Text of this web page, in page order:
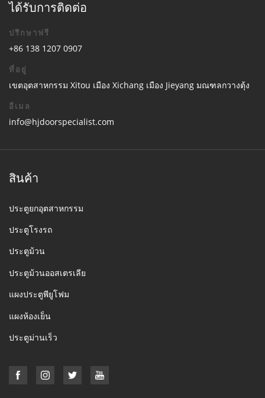
ได้รับการติดต่อ
ปรึกษาฟรี
+86 138 1207 0907
ที่อยู่
เขตอุตสาหกรรม Xitou เมือง Xichang เมือง Jieyang มณฑลกวางตุ้ง
อีเมล
info@hjdoorspecialist.com
สินค้า
ประตูยกอุตสาหกรรม
ประตูโรงรถ
ประตูม้วน
ประตูม้วนออสเตรเลีย
แผงประตูพียูโฟม
แผงห้องเย็น
ประตูม่านเร็ว